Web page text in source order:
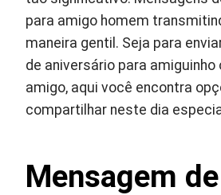
para amigo homem
maneira gentil. Seja para
de aniversário para amiguinho
amigo, aqui você encontra
compartilhar neste dia
Mensagem de